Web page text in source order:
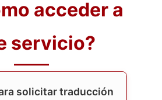
acceder a
servicio?
solicitar traducción